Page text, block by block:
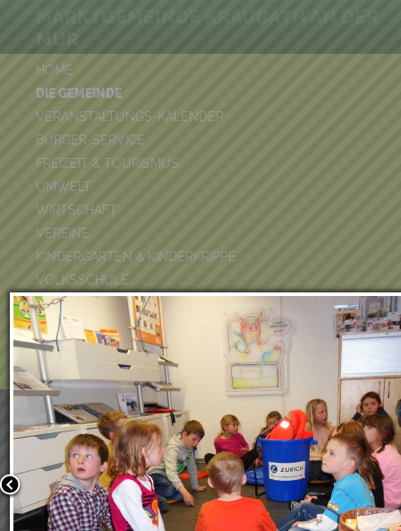
HOME
DIE GEMEINDE
VERANSTALTUNGS-KALENDER
BÜRGER-SERVICE
FREIZEIT & TOURISMUS
UMWELT
WIRTSCHAFT
VEREINE
KINDERGARTEN & KINDERKRIPPE
VOLKSSCHULE
BÜCHEREI
FEUERWEHR
DUATHLON 2026
POOLKALENDER
MUR
Wir verwenden Cookies, um unsere Webseite für Sie
benutzerfreundlich zu gestalten. Wenn Sie fortfahren,
an, dass Sie mit der Verwendung von Cookies auf
einverstanden sind.
Weitere Informationen:Datenschutzerklärung/Cookie-
Bestätigen